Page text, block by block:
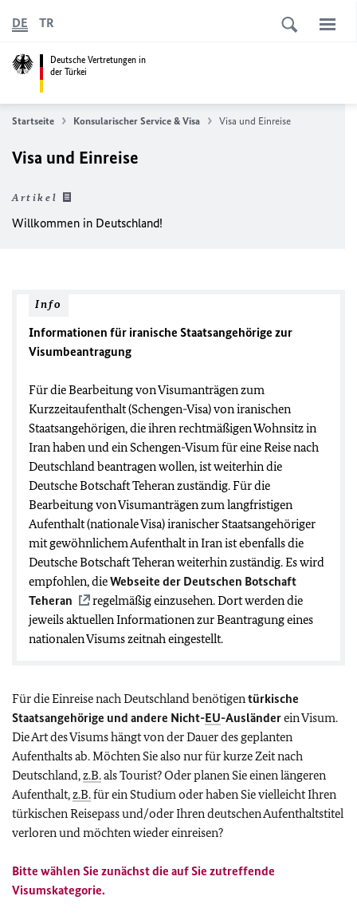
Deutsche Vertretungen in
der Türkei
DE TR
Startseite Konsularischer Service & Visa Visa und Einreise
Visa und Einreise
Artikel
Willkommen in Deutschland!
Info
Informationen für iranische Staatsangehörige zur
Visumbeantragung
Für die Bearbeitung von Visumanträgen zum
Kurzzeitaufenthalt (Schengen-Visa) von iranischen
Staatsangehörigen, die ihren rechtmäßigen Wohnsitz in
Iran haben und ein Schengen-Visum für eine Reise nach
Deutschland beantragen wollen, ist weiterhin die
Deutsche Botschaft Teheran zuständig. Für die
Bearbeitung von Visumanträgen zum langfristigen
Aufenthalt (nationale Visa) iranischer Staatsangehöriger
mit gewöhnlichem Aufenthalt in Iran ist ebenfalls die
Deutsche Botschaft Teheran weiterhin zuständig. Es wird
empfohlen,dieWebseite der Deutschen Botschaft
Teheran
regelmäßig einzusehen. Dort werden die
jeweils aktuellen Informationen zur Beantragung eines
nationalen Visums zeitnah eingestellt.
Für die Einreise nach Deutschland benötigentürkische
Staatsangehörige und andere Nicht-EU-Ausländerein Visum.
Die Art des Visums hängt von der Dauer des geplanten
Aufenthalts ab. Möchten Sie also nur für kurze Zeit nach
Deutschland,z.B.als Tourist? Oder planen Sie einen längeren
Aufenthalt,z.B.für ein Studium oder haben Sie vielleicht Ihren
türkischen Reisepass und/oder Ihren deutschen Aufenthaltstitel
verloren und möchten wieder einreisen?
Bitte wählen Sie zunächst die auf Sie zutreffende
Visumskategorie.